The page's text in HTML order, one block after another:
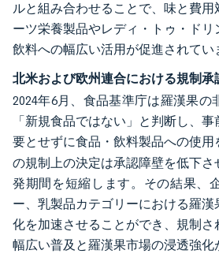
ルと組み合わせることで、味と費
ーツ栄養製品やレディ・トゥ・ド
飲料への幅広い活用が促進されてい
北米および欧州連合における規制承
2024年6月、食品基準庁は羅漢果の
「新規食品ではない」と判断し、
要とせずに食品・飲料製品への使用
の規制上の決定は承認障壁を低下
発期間を短縮します。その結果、
ー、乳製品カテゴリーにおける羅
化を加速させることができ、規制さ
幅広い普及と羅漢果市場の浸透強化